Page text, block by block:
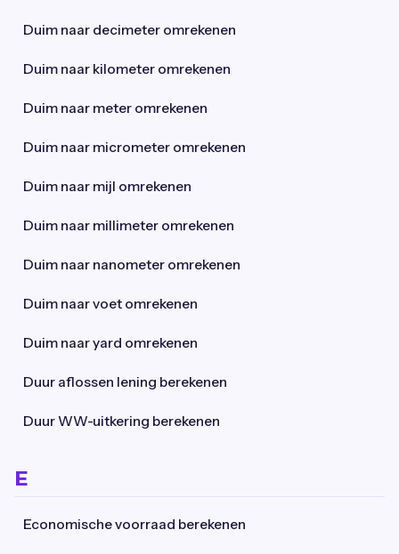
Duim naar decimeter omrekenen
Duim naar kilometer omrekenen
Duim naar meter omrekenen
Duim naar micrometer omrekenen
Duim naar mijl omrekenen
Duim naar millimeter omrekenen
Duim naar nanometer omrekenen
Duim naar voet omrekenen
Duim naar yard omrekenen
Duur aflossen lening berekenen
Duur WW-uitkering berekenen
E
Economische voorraad berekenen